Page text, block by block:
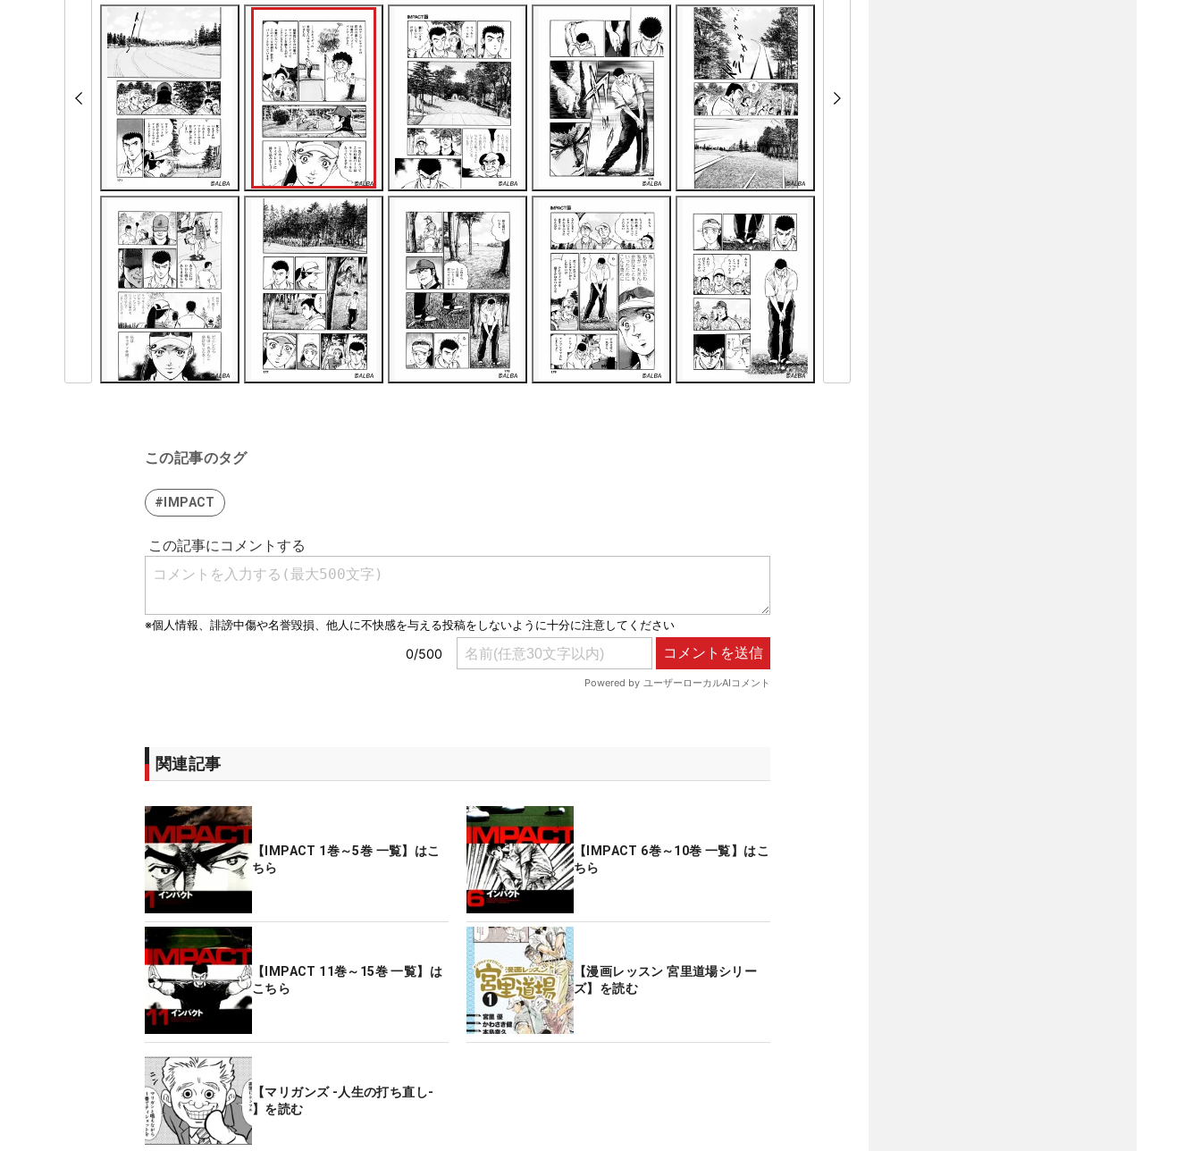
この記事のタグ
#IMPACT
関連記事
【IMPACT 1巻～5巻 一覧】はこ
ちら
【IMPACT 6巻～10巻 一覧】はこ
ちら
【IMPACT 11巻～15巻 一覧】は
こちら
【漫画レッスン 宮里道場シリー
ズ】を読む
【マリガンズ -人生の打ち直し-
】を読む